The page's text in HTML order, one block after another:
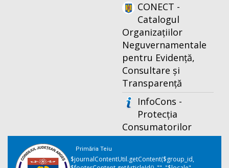
CONECT -
Catalogul
Organizațiilor
Neguvernamentale
pentru Evidență,
Consultare și
Transparență
InfoCons -
Protecția
Consumatorilor
Primăria Teiu
$journalContentUtil.getContent($group_id,